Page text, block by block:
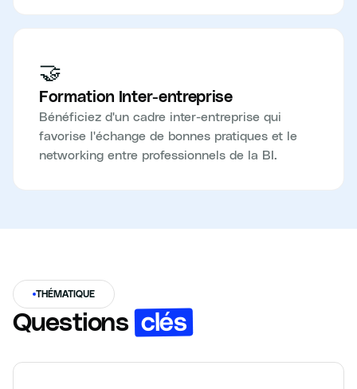
🤝
Formation Inter-entreprise
Bénéficiez d'un cadre inter-entreprise qui
favorise l'échange de bonnes pratiques et le
networking entre professionnels de la BI.
THÉMATIQUE
Questions clés